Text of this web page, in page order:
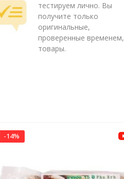
тестируем лично. Вы
получите только
оригинальные,
проверенные временем,
товары.
-14%